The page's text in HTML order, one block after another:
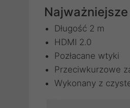
Długość 2 m
HDMI 2.0
Pozłacane wtyki
Przeciwkurzowe
Wykonany z